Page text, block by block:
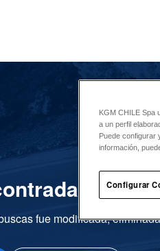
fue modificada,
KGM CHILE Spa
a un perfil
Puede configurar
información,
Configurar